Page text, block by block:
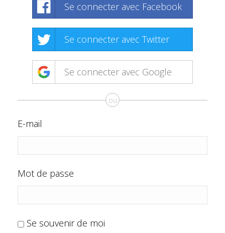
Se connecter avec Facebook
Se connecter avec Twitter
Se connecter avec Google
ou
E-mail
Mot de passe
Se souvenir de moi